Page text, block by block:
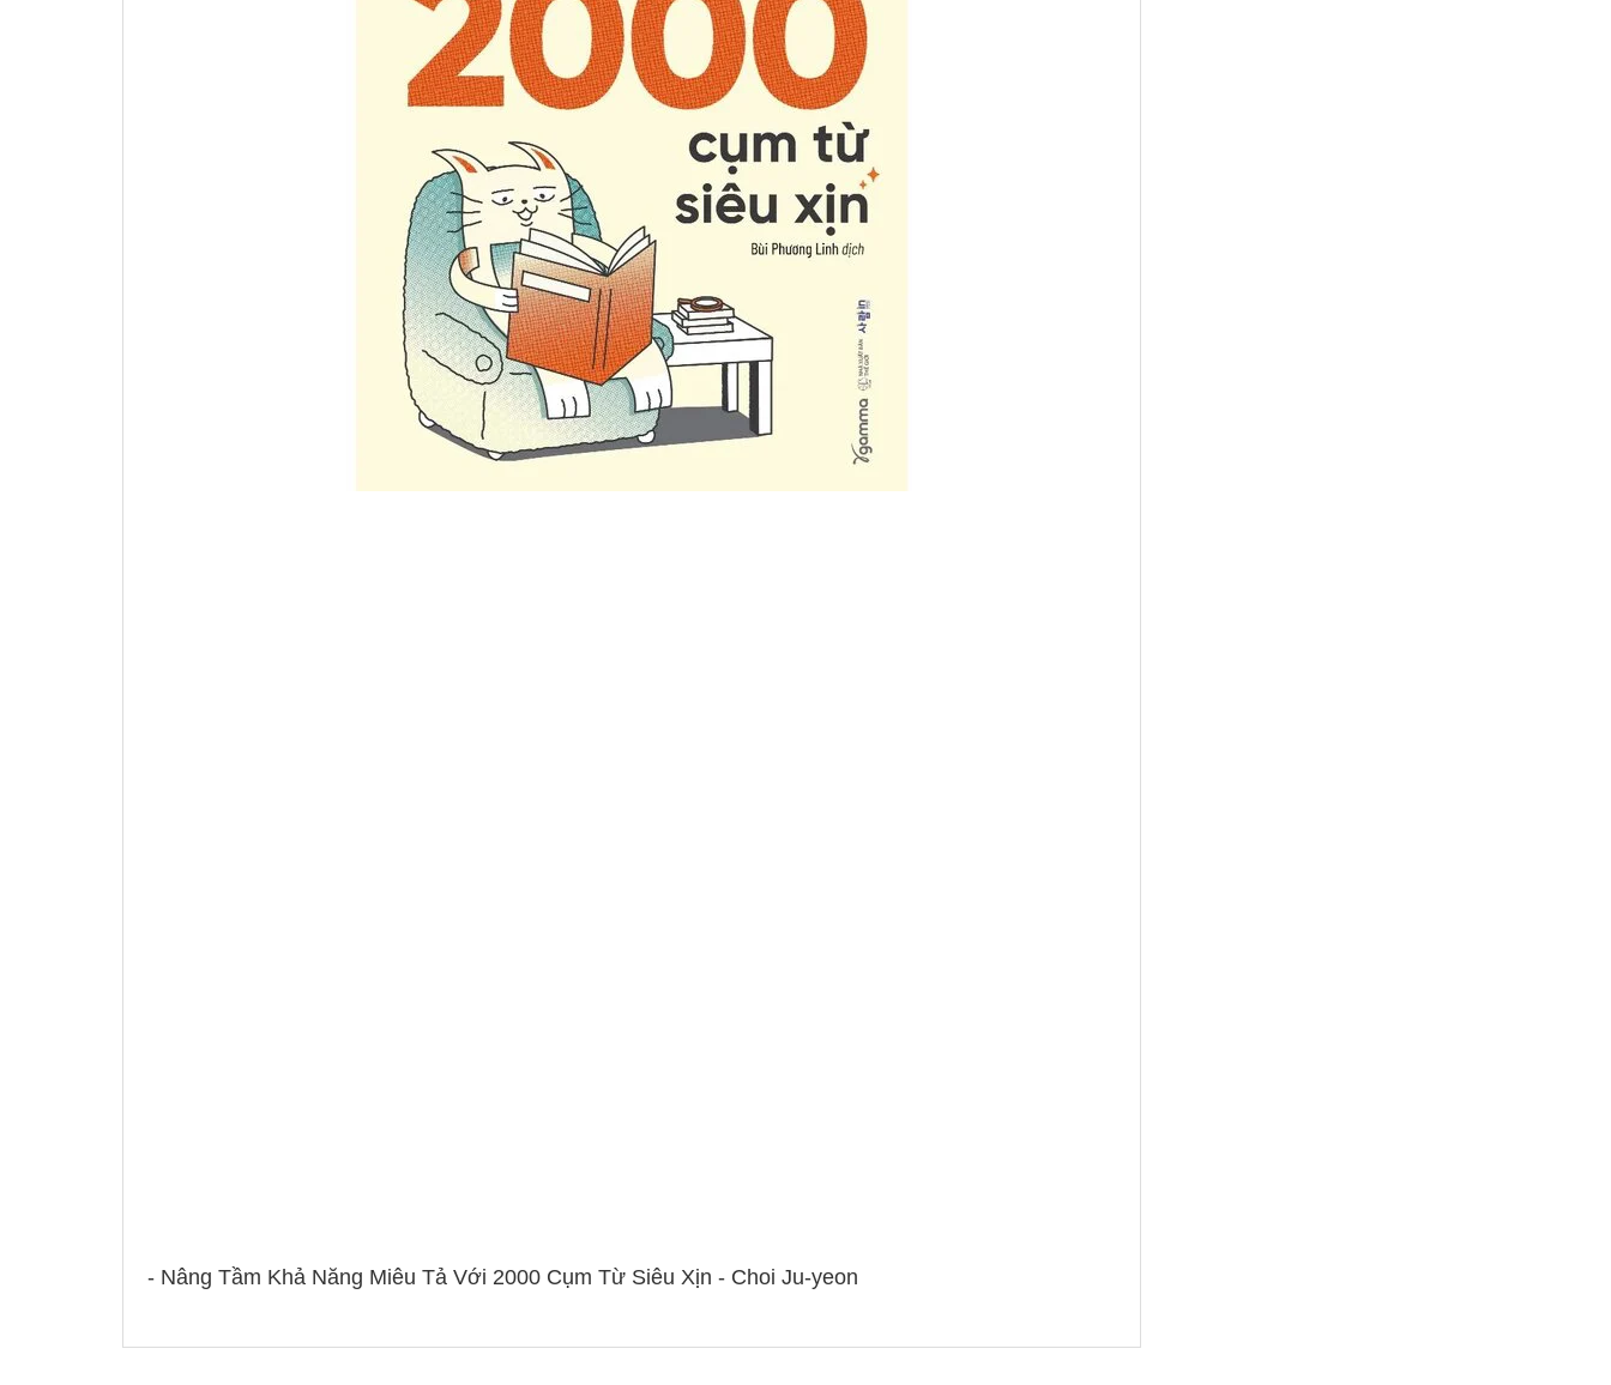
- Nâng Tầm Khả Năng Miêu Tả Với 2000 Cụm Từ Siêu Xịn - Choi Ju-yeon